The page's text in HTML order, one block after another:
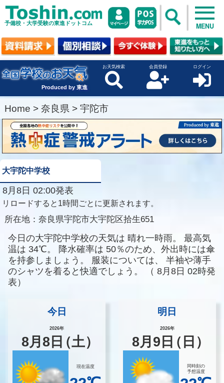
予備校・大学受験の東進ドットコム MENU
Produced by 東進
お天気検索 会員登録 ログイン
Home > 奈良県 > 宇陀市
大宇陀中学校
8月8日 02:00発表
リロードすると1時間ごとに更新されます。
所在地： 奈良県宇陀市大宇陀区拾生651
今日の大宇陀中学校の天気は 晴れ一時雨。
最高気
温は 34℃。 降水確率は 50％のため、外出時には傘
を持参しましょう。
服装については、
半袖や薄手
のシャツを着ると快適でしょう。
（ 8月8日 02時発
表）
今日
2026年
8月8 日（土）
現在温度
明日
2026年
8月 9 日（日）
同時刻の
予想温度